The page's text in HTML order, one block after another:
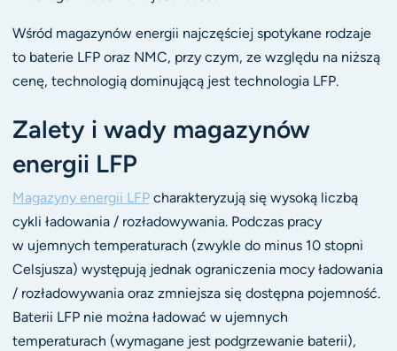
Wśród magazynów energii najczęściej spotykane rodzaje
to baterie LFP oraz NMC, przy czym, ze względu na niższą
cenę, technologią dominującą jest technologia LFP.
Zalety i wady magazynów
energii LFP
Magazyny energii LFPcharakteryzują się wysoką liczbą
cykli ładowania / rozładowywania. Podczas pracy
w ujemnych temperaturach (zwykle do minus 10 stopni
Celsjusza) występują jednak ograniczenia mocy ładowania
/ rozładowywania oraz zmniejsza się dostępna pojemność.
Baterii LFP nie można ładować w ujemnych
temperaturach (wymagane jest podgrzewanie baterii),